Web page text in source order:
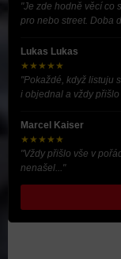
"Je zde hodně věcí co
pro nebo street. Doba
Lukas Lukas
★★★★★
"Pokaždé, když listuju
i objednal a vždy přišlo
Marcel Kaiser
★★★★★
"Vždy přišlo vše v
nenašel..."